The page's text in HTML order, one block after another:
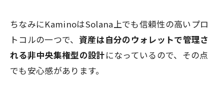
ちなみにKaminoはSolana上でも信頼性の高いプロ
トコルの一つで、 資産は自分のウォレットで管理さ
れる非中央集権型の設計になっているので、その点
でも安心感があります。